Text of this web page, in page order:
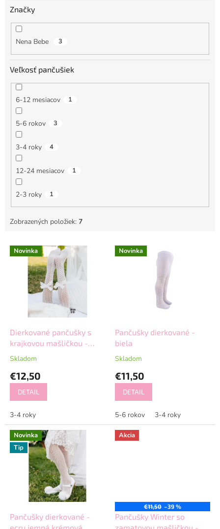
Značky
Nena Bebe 3
Veľkosť pančušiek
6-12 mesiacov 1
5-6 rokov 3
3-4 roky 4
12-24 mesiacov 1
2-3 roky 1
Zobrazených položiek: 7
V Novinka
Dierkované pančušky s
krajkovou mašličkou -
biele
Skladom
€12,50
DETAIL
3-4 roky
Novinka
Pančušky dierkované -
biela
Skladom
€11,50
DETAIL
5-6 rokov 3-4 roky
Novinka
Tip
Pančušky dierkované -
Akcia
€11,50 –39 %
Pančušky Winter so